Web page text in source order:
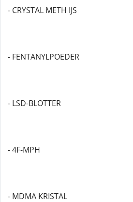
- CRYSTAL METH IJS
- FENTANYLPOEDER
- LSD-BLOTTER
- 4F-MPH
- MDMA KRISTAL